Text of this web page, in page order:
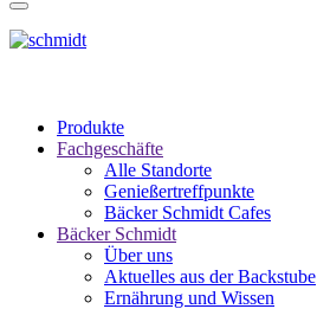
Produkte
Fachgeschäfte
Alle Standorte
Genießertreffpunkte
Bäcker Schmidt Cafes
Bäcker Schmidt
Über uns
Aktuelles aus der Backstube
Ernährung und Wissen